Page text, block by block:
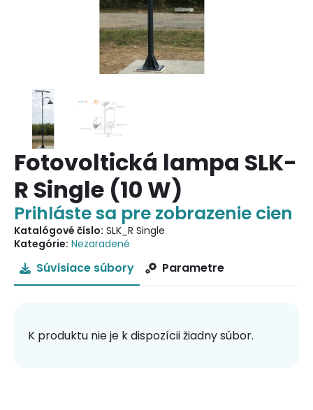
Fotovoltická lampa SLK-
R Single (10 W)
Prihláste sa pre zobrazenie cien
Katalógové číslo: SLK_R Single
Kategórie: Nezaradené
Súvisiace súbory Parametre
K produktu nie je k dispozícii žiadny súbor.